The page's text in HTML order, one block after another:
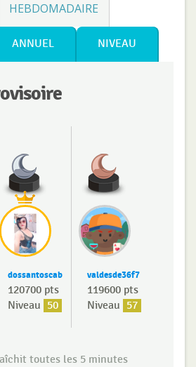
HEBDOMADAIRE
ANNUEL NIVEAU
dossantoscab
120700 pts
Niveau 50
valdesde36f7
119600 pts
Niveau 57
toutes les 5 minutes